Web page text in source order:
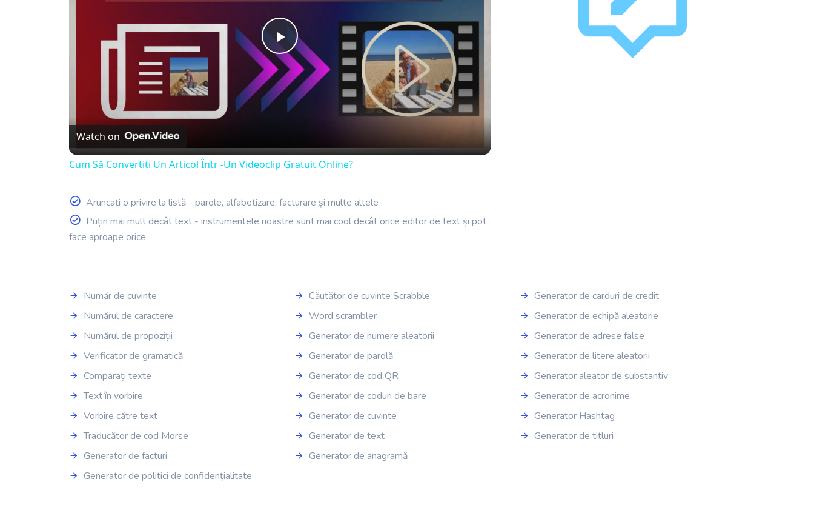
Play
Video
Watch on
Cum Să Convertiți Un Articol Într -Un Videoclip Gratuit Online?
Aruncați o privire la listă - parole, alfabetizare, facturare și multe altele
Puțin mai mult decât text - instrumentele noastre sunt mai cool decât orice editor de text și pot
face aproape orice
Număr de cuvinte
Numărul de caractere
Numărul de propoziții
Verificator de gramatică
Comparați texte
Text în vorbire
Vorbire către text
Traducător de cod Morse
Generator de facturi
Generator de politici de confidențialitate
Căutător de cuvinte Scrabble
Word scrambler
Generator de numere aleatorii
Generator de parolă
Generator de cod QR
Generator de coduri de bare
Generator de cuvinte
Generator de text
Generator de anagramă
Generator de carduri de credit
Generator de echipă aleatorie
Generator de adrese false
Generator de litere aleatorii
Generator aleator de substantiv
Generator de acronime
Generator Hashtag
Generator de titluri